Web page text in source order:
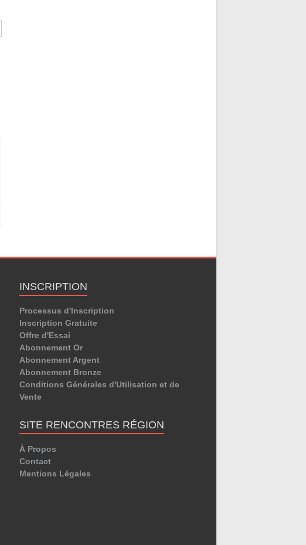
INSCRIPTION
Processus d'Inscription
Inscription Gratuite
Offre d'Essai
Abonnement Or
Abonnement Argent
Abonnement Bronze
Conditions Générales d'Utilisation et de
Vente
SITE RENCONTRES RÉGION
À Propos
Contact
Mentions Légales